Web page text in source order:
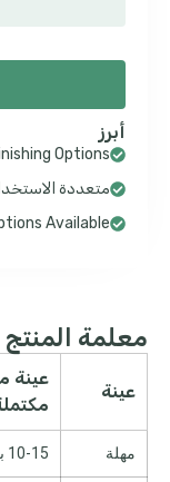
أبرز
Options
متعددة
Available
معلمة المنتج
عينة
عينة
مكتملة)
مهلة 10-15 بعد أيام من استلام الإيداع وتأكيد إثبات